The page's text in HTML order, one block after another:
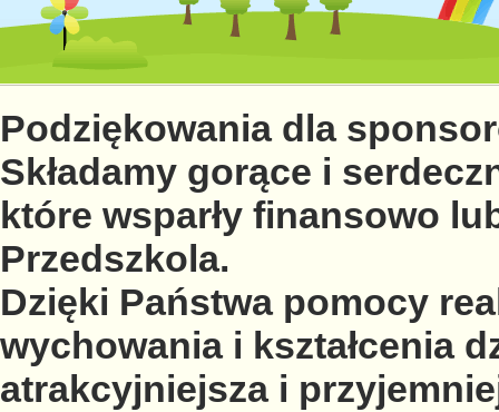
Podziękowania dla
Składamy gorące i
które wsparły finansowo
Przedszkola.
Dzięki Państwa pomocy
wychowania i kształcenia
atrakcyjniejsza i